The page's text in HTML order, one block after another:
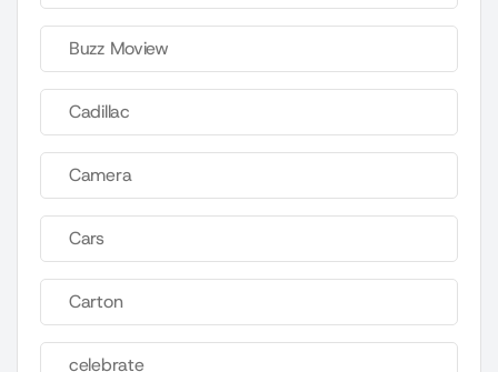
Buzz Moview
Cadillac
Camera
Cars
Carton
celebrate